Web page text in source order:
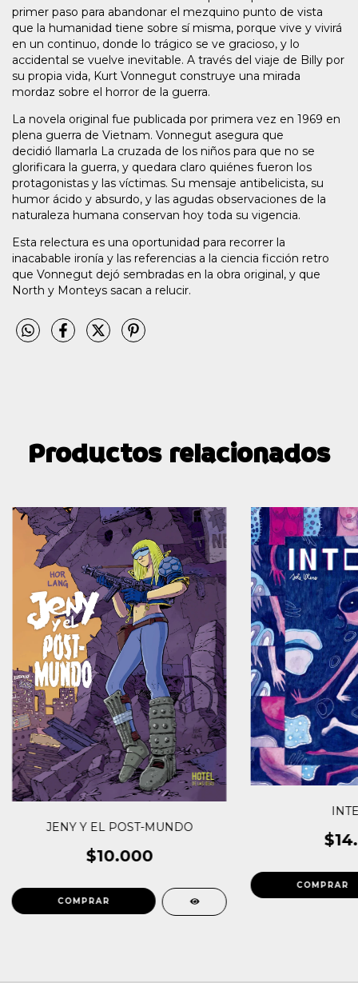
primer paso para abandonar el mezquino punto de vista
que la humanidad tiene sobre sí misma, porque vive y vivirá
en un continuo, donde lo trágico se ve gracioso, y lo
accidental se vuelve inevitable. A través del viaje de Billy por
su propia vida, Kurt Vonnegut construye una mirada
mordaz sobre el horror de la guerra.
La novela original fue publicada por primera vez en 1969 en
plena guerra de Vietnam. Vonnegut asegura que
decidió llamarla La cruzada de los niños para que no se
glorificara la guerra, y quedara claro quiénes fueron los
protagonistas y las víctimas. Su mensaje antibelicista, su
humor ácido y absurdo, y las agudas observaciones de la
naturaleza humana conservan hoy toda su vigencia.
Esta relectura es una oportunidad para recorrer la
inacabable ironía y las referencias a la ciencia ficción retro
que Vonnegut dejó sembradas en la obra original, y que
North y Monteys sacan a relucir.
Productos relacionados
JENY Y EL POST-MUNDO
$10.000